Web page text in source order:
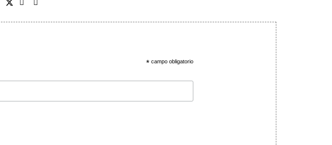
* campo obligatorio